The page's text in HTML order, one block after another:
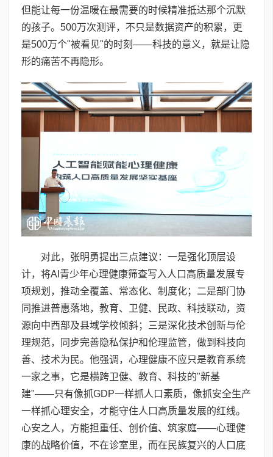
但能让每一份温暖在最需要的时候精准抵达那个沉默
的孩子。500万次测评，不只是数据资产的积累，更
是500万个"被看见"的时刻——科技的意义，就是让隐
形的痛苦不再隐形。
对此，张明勇提出三点建议：一是强化顶层设
计，将AI青少年心理健康筛查写入人口高质量发展专
项规划，推动全覆盖、常态化、制度化；二是部门协
同推进普惠落地，教育、卫健、民政、科技联动，资
源向中西部及县域学校倾斜；三是深化技术创新与伦
理规范，同步完善隐私保护和伦理监管，做到科技向
善、技术为民。他强调，心理健康不应只是教育系统
一家之事，它是横跨卫健、教育、科技的"新基
建"——只有像抓GDP一样抓人口素质，像抓安全生产
一样抓心理安全，才能守住人口高质量发展的红线。
心安之人，方能担重任、创价值、筑家庭——心理健
康的战略价值，不在诊室里，而在民族复兴的人口底